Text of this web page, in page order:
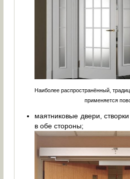
Наиболее распространённый,
применяется
маятниковые двери,
в обе стороны;